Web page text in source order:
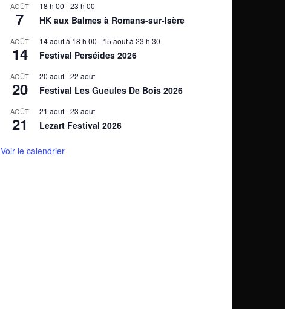
AOÛT
7
18 h 00 -23 h 00
HK aux Balmes à Romans-sur-Isère
AOÛT
14
14 août à 18 h 00 - 15 août à 23 h 30
Festival Perséides 2026
AOÛT
20
20 août-22 août
Festival Les Gueules De Bois 2026
AOÛT
21
21 août-23 août
Lezart Festival 2026
Voir le calendrier